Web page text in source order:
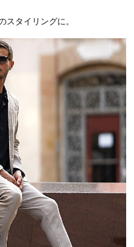
スタイリングに。